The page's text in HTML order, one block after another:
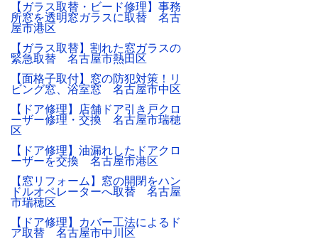
【ガラス取替・ビード修理】事務
所窓を透明窓ガラスに取替 名古
屋市港区
【ガラス取替】割れた窓ガラスの
緊急取替 名古屋市熱田区
【面格子取付】窓の防犯対策！リ
ビング窓、浴室窓 名古屋市中区
【ドア修理】店舗ドア引き戸クロ
ーザー修理・交換 名古屋市瑞穂
区
【ドア修理】油漏れしたドアクロ
ーザーを交換 名古屋市港区
【窓リフォーム】窓の開閉をハン
ドルオペレーターへ取替 名古屋
市瑞穂区
【ドア修理】カバー工法によるド
ア取替 名古屋市中川区